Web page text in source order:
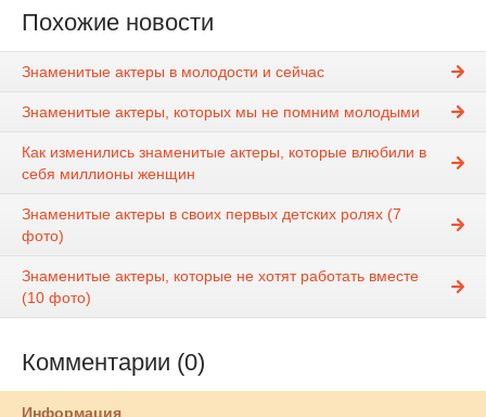
Похожие новости
Знаменитые актеры в молодости и сейчас
Знаменитые актеры, которых мы не помним молодыми
Как изменились знаменитые актеры, которые влюбили в
себя миллионы женщин
Знаменитые актеры в своих первых детских ролях (7
фото)
Знаменитые актеры, которые не хотят работать вместе
(10 фото)
Комментарии (0)
Информация